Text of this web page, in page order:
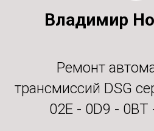
Владимир
Ремонт
трансмиссий DSG
02E - 0D9 - 0BT